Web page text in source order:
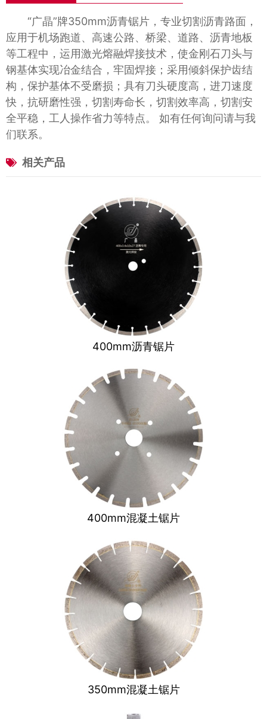
“广晶”牌350mm沥青锯片，专业切割沥青路面，
应用于机场跑道、高速公路、桥梁、道路、沥青地板
等工程中，运用激光熔融焊接技术，使金刚石刀头与
钢基体实现冶金结合，牢固焊接；采用倾斜保护齿结
构，保护基体不受磨损；具有刀头硬度高，进刀速度
快，抗研磨性强，切割寿命长，切割效率高，切割安
全平稳，工人操作省力等特点。 如有任何询问请与我
们联系。
相关产品
400mm沥青锯片
400mm混凝土锯片
350mm混凝土锯片